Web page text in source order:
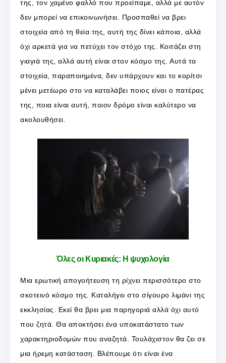
της, τον χαμένο φαλλό που προείπαμε, αλλά με αυτόν
δεν μπορεί να επικοινωνήσει. Προσπαθεί να βρει
στοιχεία από τη θεία της, αυτή της δίνει κάποια, αλλά
όχι αρκετά για να πετύχει τον στόχο της. Κοιτάζει στη
γιαγιά της, αλλά αυτή είναι στον κόσμο της. Αυτά τα
στοιχεία, παραποιημένα, δεν υπάρχουν και το κορίτσι
μένει μετέωρο στο να καταλάβει ποιος είναι ο πατέρας
της, ποια είναι αυτή, ποιον δρόμο είναι καλύτερο να
ακολουθήσει.
Όλες οι Κυριακές: Η ψυχολογία
Μια ερωτική απογοήτευση τη ρίχνει περισσότερο στο
σκοτεινό κόσμο της. Καταλήγει στο σίγουρο λιμάνι της
εκκλησίας. Εκεί θα βρει μια παρηγοριά αλλά όχι αυτό
που ζητά. Θα αποκτήσει ένα υποκατάστατο των
χαρακτηριοδομών που αναζητά. Τουλάχιστον θα ζει σε
μια ήρεμη κατάσταση. Βλέπουμε ότι είναι ένα